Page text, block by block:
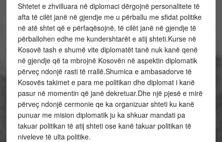
Shtetet e zhvilluara në diplomaci dërgojnë personalitete të
afta të cilët janë në gjendje me u përballu me sfidat politike
në atë shtet që e përfaqësojnë, të cilët janë në gjendje të
përballohen edhe me kundershtarët e atij shteti.Kurse në
Kosovë tash e shumë vite diplomatët tanë nuk kanë qenë
në gjendje që ta mbrojnë Kosovën në aspektin diplomatik
përveç ndonjë rasti të rrallë.Shumica e ambasadorve të
Kosovës takimet e para me politikan dhe diplomat i kanë
pasur në momentin që janë dekretuar.Dhe një pjesë e mirë
përveç ndonjë cermonie qe ka organizuar shteti ku kanë
punuar me mision diplomatik ju ka shkuar mandati pa
takuar politikan të atij shteti ose kanë takuar politikan të
niveleve të ulta politike.